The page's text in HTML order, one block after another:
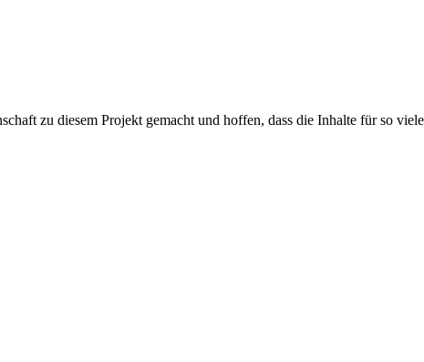
zu diesem Projekt gemacht und hoffen, dass die Inhalte für so